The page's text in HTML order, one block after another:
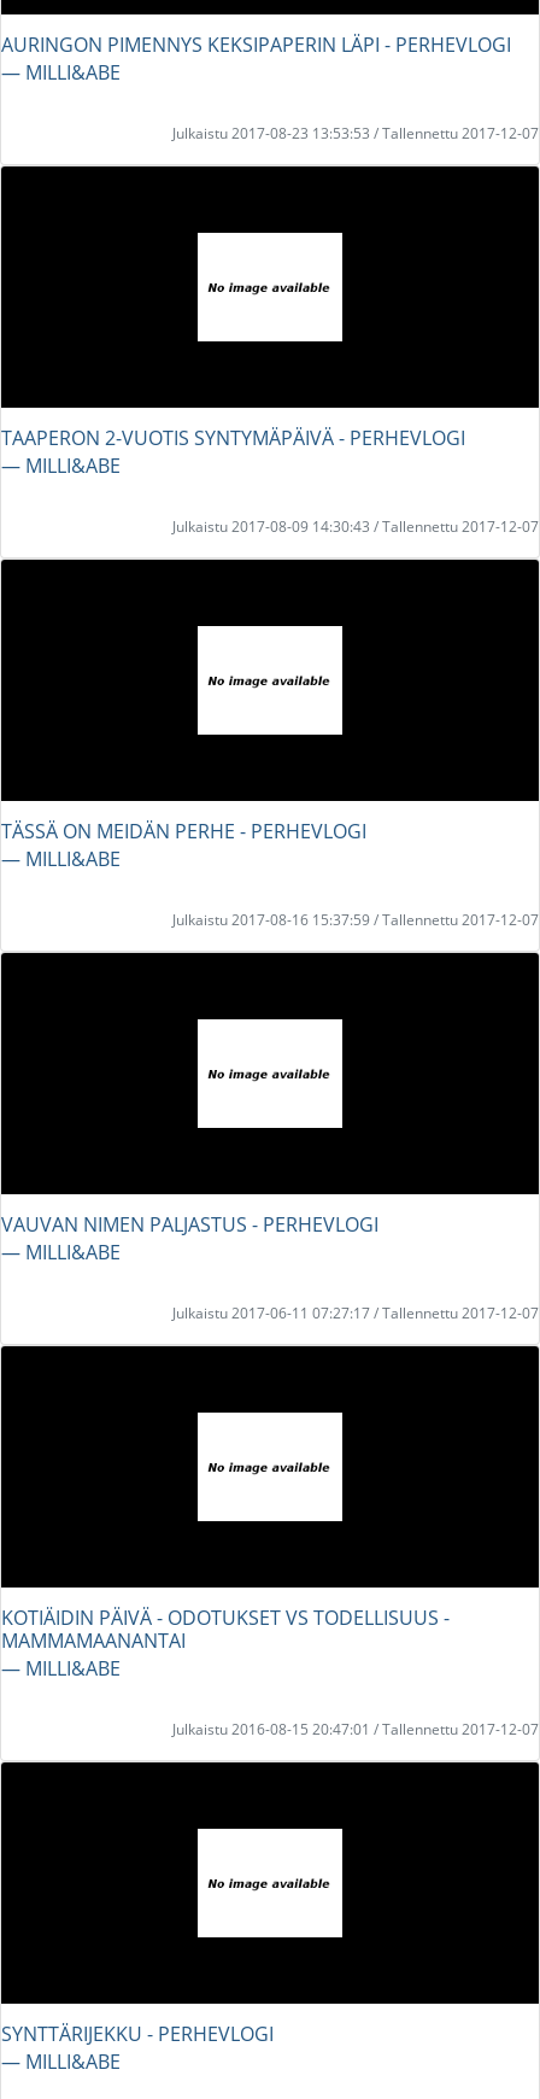
AURINGON PIMENNYS KEKSIPAPERIN LÄPI - PERHEVLOGI
― MILLI&ABE
Julkaistu 2017-08-23 13:53:53 / Tallennettu 2017-12-07
TAAPERON 2-VUOTIS SYNTYMÄPÄIVÄ - PERHEVLOGI
― MILLI&ABE
Julkaistu 2017-08-09 14:30:43 / Tallennettu 2017-12-07
TÄSSÄ ON MEIDÄN PERHE - PERHEVLOGI
― MILLI&ABE
Julkaistu 2017-08-16 15:37:59 / Tallennettu 2017-12-07
VAUVAN NIMEN PALJASTUS - PERHEVLOGI
― MILLI&ABE
Julkaistu 2017-06-11 07:27:17 / Tallennettu 2017-12-07
KOTIÄIDIN PÄIVÄ - ODOTUKSET VS TODELLISUUS -
MAMMAMAANANTAI
― MILLI&ABE
Julkaistu 2016-08-15 20:47:01 / Tallennettu 2017-12-07
SYNTTÄRIJEKKU - PERHEVLOGI
― MILLI&ABE